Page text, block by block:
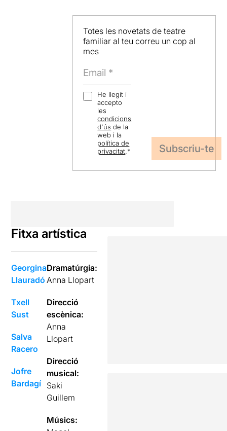
Totes les novetats de teatre
familiar al teu correu un cop al
mes
He llegit i
accepto
les
condicions
d'ús de la
web i la
política de
privacitat.*
Fitxa artística
Georgina
Llauradó
Txell
Sust
Salva
Racero
Jofre
Bardagí
Dramatúrgia:
Anna Llopart
Direcció
escènica:
Anna
Llopart
Direcció
musical:
Saki
Guillem
Músics: